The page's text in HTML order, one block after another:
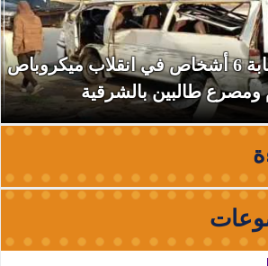
حوادث اليوم.. إصابة 6 أشخاص في انقلاب ميكروباص
ومصرع طالبين بالشرقية